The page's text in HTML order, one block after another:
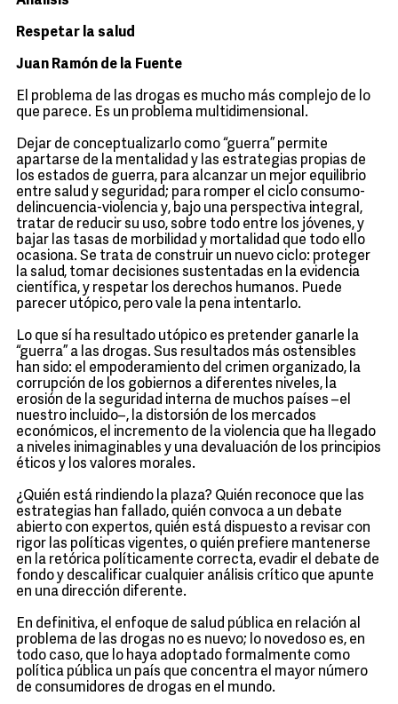
Respetar la salud
Juan Ramón de la Fuente
El problema de las drogas es mucho más complejo de lo
que parece. Es un problema multidimensional.
Dejar de conceptualizarlo como “guerra” permite
apartarse de la mentalidad y las estrategias propias de
los estados de guerra, para alcanzar un mejor equilibrio
entre salud y seguridad; para romper el ciclo consumo-
delincuencia-violencia y, bajo una perspectiva integral,
tratar de reducir su uso, sobre todo entre los jóvenes, y
bajar las tasas de morbilidad y mortalidad que todo ello
ocasiona. Se trata de construir un nuevo ciclo: proteger
la salud, tomar decisiones sustentadas en la evidencia
científica, y respetar los derechos humanos. Puede
parecer utópico, pero vale la pena intentarlo.
Lo que sí ha resultado utópico es pretender ganarle la
“guerra” a las drogas. Sus resultados más ostensibles
han sido: el empoderamiento del crimen organizado, la
corrupción de los gobiernos a diferentes niveles, la
erosión de la seguridad interna de muchos países –el
nuestro incluido–, la distorsión de los mercados
económicos, el incremento de la violencia que ha llegado
a niveles inimaginables y una devaluación de los principios
éticos y los valores morales.
¿Quién está rindiendo la plaza? Quién reconoce que las
estrategias han fallado, quién convoca a un debate
abierto con expertos, quién está dispuesto a revisar con
rigor las políticas vigentes, o quién prefiere mantenerse
en la retórica políticamente correcta, evadir el debate de
fondo y descalificar cualquier análisis crítico que apunte
en una dirección diferente.
En definitiva, el enfoque de salud pública en relación al
problema de las drogas no es nuevo; lo novedoso es, en
todo caso, que lo haya adoptado formalmente como
política pública un país que concentra el mayor número
de consumidores de drogas en el mundo.